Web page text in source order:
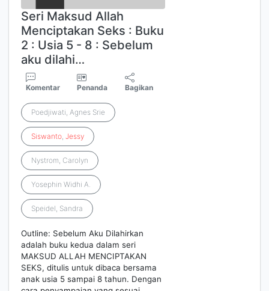
Seri Maksud Allah
Menciptakan Seks : Buku
2 : Usia 5 - 8 : Sebelum
aku dilahi…
Komentar Penanda Bagikan
Poedjiwati, Agnes Srie
Siswanto, Jessy
Nystrom, Carolyn
Yosephin Widhi A.
Speidel, Sandra
Outline: Sebelum Aku Dilahirkan
adalah buku kedua dalam seri
MAKSUD ALLAH MENCIPTAKAN
SEKS, ditulis untuk dibaca bersama
anak usia 5 sampai 8 tahun. Dengan